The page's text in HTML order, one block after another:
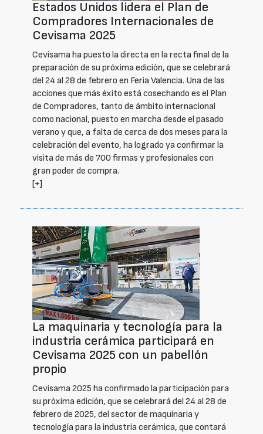
Estados Unidos lidera el Plan de
Compradores Internacionales de
Cevisama 2025
Cevisama ha puesto la directa en la recta final de la
preparación de su próxima edición, que se celebrará
del 24 al 28 de febrero en Feria Valencia. Una de las
acciones que más éxito está cosechando es el Plan
de Compradores, tanto de ámbito internacional
como nacional, puesto en marcha desde el pasado
verano y que, a falta de cerca de dos meses para la
celebración del evento, ha logrado ya confirmar la
visita de más de 700 firmas y profesionales con
gran poder de compra.
[+]
La maquinaria y tecnología para la
industria cerámica participará en
Cevisama 2025 con un pabellón
propio
Cevisama 2025 ha confirmado la participación para
su próxima edición, que se celebrará del 24 al 28 de
febrero de 2025, del sector de maquinaria y
tecnología para la industria cerámica, que contará